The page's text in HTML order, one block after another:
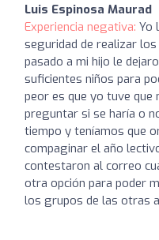
Luis Espinosa Maurad
Experiencia negativa: Yo
seguridad de realizar
pasado a mi hijo le
suficientes niños para
peor es que yo tuve que
preguntar si se haría o
tiempo y teníamos que
compaginar el año
contestaron al correo
otra opción para poder
los grupos de las otras